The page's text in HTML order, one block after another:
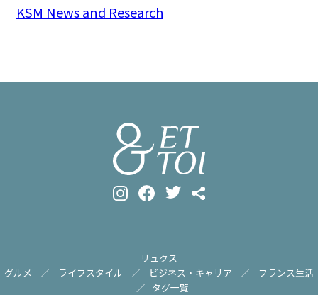
KSM News and Research
リュクス
グルメ
ライフスタイル ビジネス・キャリア
フランス生活
タグ一覧